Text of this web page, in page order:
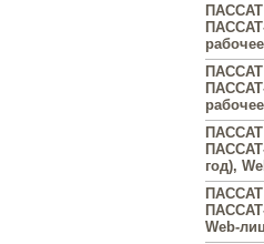
год),
Web-